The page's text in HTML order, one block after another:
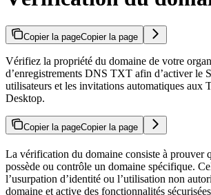
Copier la pageCopier la page
Vérifiez la propriété du domaine de votre
d’enregistrements DNS TXT afin d’activer le
utilisateurs et les invitations automatiques aux
Desktop.
Copier la pageCopier la page
La vérification du domaine consiste à prouver
possède ou contrôle un domaine spécifique.
l’usurpation d’identité ou l’utilisation non
domaine et active des fonctionnalités